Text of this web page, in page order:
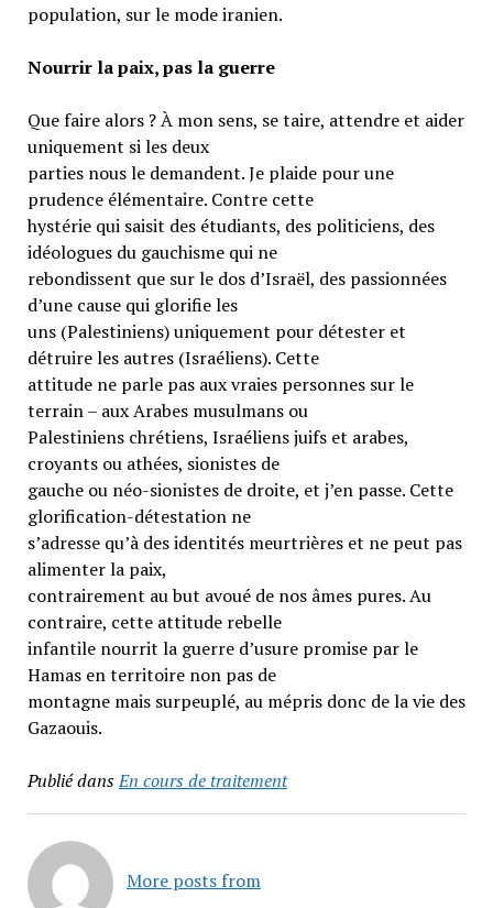
population, sur le mode iranien.
Nourrir la paix, pas la guerre
Que faire alors ? À mon sens, se taire, attendre et aider
uniquement si les deux
parties nous le demandent. Je plaide pour une
prudence élémentaire. Contre cette
hystérie qui saisit des étudiants, des politiciens, des
idéologues du gauchisme qui ne
rebondissent que sur le dos d’Israël, des passionnées
d’une cause qui glorifie les
uns (Palestiniens) uniquement pour détester et
détruire les autres (Israéliens). Cette
attitude ne parle pas aux vraies personnes sur le
terrain – aux Arabes musulmans ou
Palestiniens chrétiens, Israéliens juifs et arabes,
croyants ou athées, sionistes de
gauche ou néo-sionistes de droite, et j’en passe. Cette
glorification-détestation ne
s’adresse qu’à des identités meurtrières et ne peut pas
alimenter la paix,
contrairement au but avoué de nos âmes pures. Au
contraire, cette attitude rebelle
infantile nourrit la guerre d’usure promise par le
Hamas en territoire non pas de
montagne mais surpeuplé, au mépris donc de la vie des
Gazaouis.
Publié dansEn cours de traitement
More posts from